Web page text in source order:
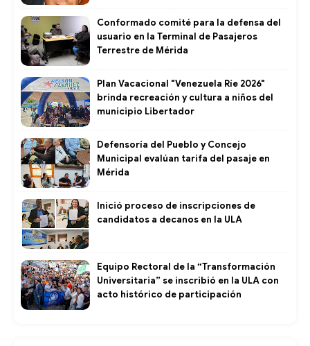
Conformado comité para la defensa del
usuario en la Terminal de Pasajeros
Terrestre de Mérida
Plan Vacacional "Venezuela Ríe 2026"
brinda recreación y cultura a niños del
municipio Libertador
Defensoría del Pueblo y Concejo
Municipal evalúan tarifa del pasaje en
Mérida
Inició proceso de inscripciones de
candidatos a decanos en la ULA
Equipo Rectoral de la “Transformación
Universitaria” se inscribió en la ULA con
acto histórico de participación